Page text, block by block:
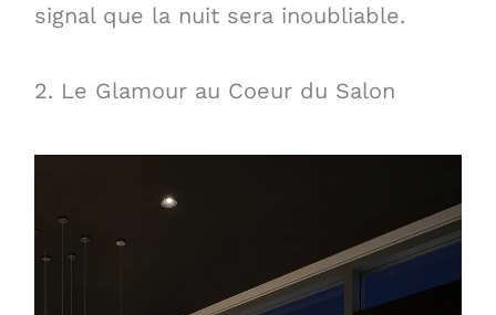
signal que la nuit sera inoubliable.
2. Le Glamour au Coeur du Salon